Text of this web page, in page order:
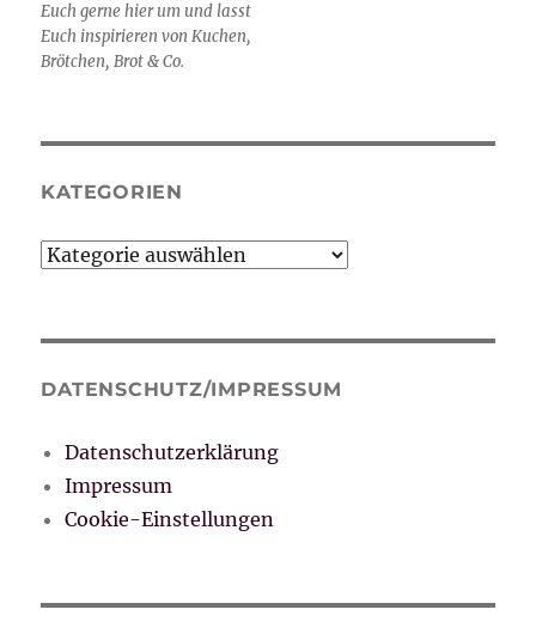
Euch gerne hier um und lasst
Euch inspirieren von Kuchen,
Brötchen, Brot & Co.
KATEGORIEN
Kategorien
DATENSCHUTZ/IMPRESSUM
Datenschutzerklärung
Impressum
Cookie-Einstellungen